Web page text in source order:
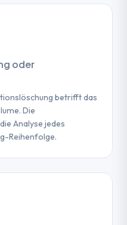
oder
betrifft das
Die
Analyse jedes
Reihenfolge.